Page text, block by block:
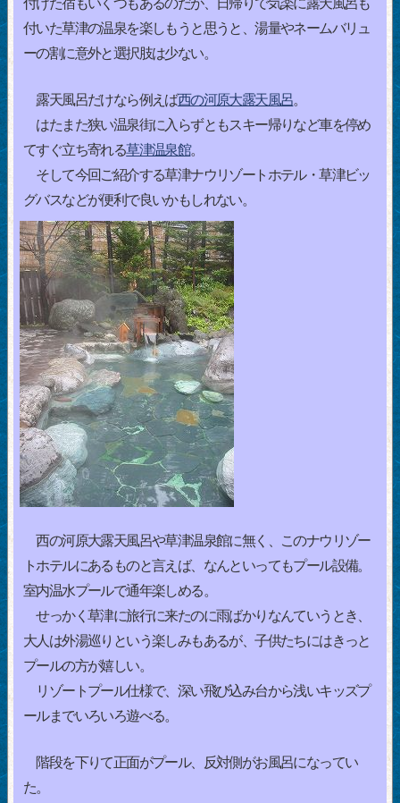
付いた草津の温泉を楽しもうと思うと、湯量やネームバリュ
ーの割に意外と選択肢は少ない。
露天風呂だけなら例えば西の河原大露天風呂。
はたまた狭い温泉街に入らずともスキー帰りなど車を停め
てすぐ立ち寄れる草津温泉館。
そして今回ご紹介する草津ナウリゾートホテル・草津ビッ
グバスなどが便利で良いかもしれない。
西の河原大露天風呂や草津温泉館に無く、このナウリゾー
トホテルにあるものと言えば、なんといってもプール設備。
室内温水プールで通年楽しめる。
せっかく草津に旅行に来たのに雨ばかりなんていうとき、
大人は外湯巡りという楽しみもあるが、子供たちにはきっと
プールの方が嬉しい。
リゾートプール仕様で、深い飛び込み台から浅いキッズプ
ールまでいろいろ遊べる。
階段を下りて正面がプール、反対側がお風呂になってい
た。